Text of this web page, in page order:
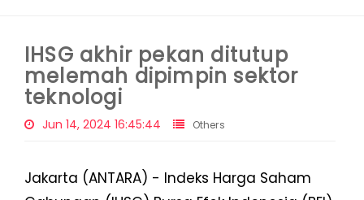
IHSG akhir pekan ditutup
melemah dipimpin sektor
teknologi
Jun 14, 2024 16:45:44 Others
Jakarta (ANTARA) - Indeks Harga Saham